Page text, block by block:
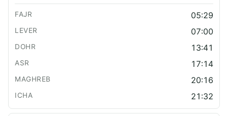
05:29
07:00
13:41
17:14
20:16
21:32